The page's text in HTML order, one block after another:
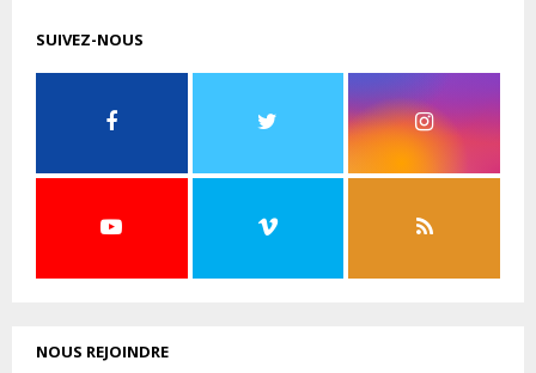
SUIVEZ-NOUS
NOUS REJOINDRE